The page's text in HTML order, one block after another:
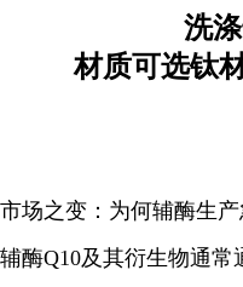
洗
材质可选钛
市场之变：为何辅酶生
辅酶Q10及其衍生物通